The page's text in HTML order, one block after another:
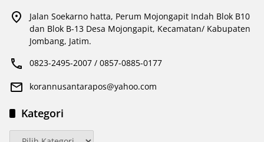
Jalan Soekarno hatta, Perum Mojongapit Indah Blok B10
dan Blok B-13 Desa Mojongapit, Kecamatan/ Kabupaten
Jombang, Jatim.
0823-2495-2007 / 0857-0885-0177
korannusantarapos@yahoo.com
Kategori
Kategori